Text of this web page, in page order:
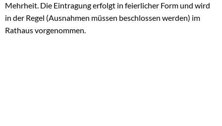
Mehrheit. Die Eintragung erfolgt in feierlicher Form und wird
in der Regel (Ausnahmen müssen beschlossen werden) im
Rathaus vorgenommen.